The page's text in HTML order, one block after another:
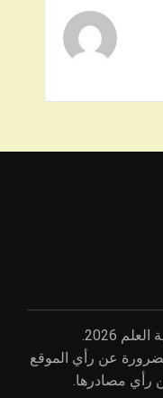
2026.
عن رأي الموقع
رأي مصادرها.